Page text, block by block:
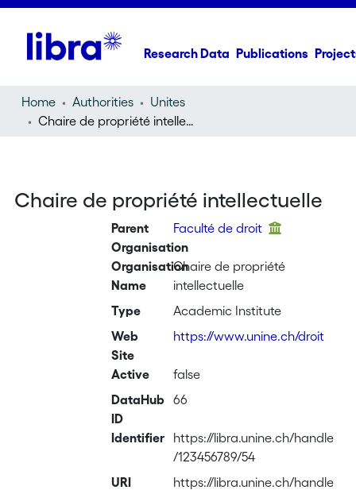
Research Data Publications
Home Authorities
Unites
Chaire de propriété intellectuelle
Chaire de propriété intellectuelle
Parent
Organisation
Faculté de droit
Organisation
Name
Chaire de propriété
intellectuelle
Type
Academic Institute
Web
Site
https://www.unine.ch/droit
Active
false
DataHub
ID
66
Identifier
https://libra.unine.ch/handle
/123456789/54
URI
https://libra.unine.ch/handle